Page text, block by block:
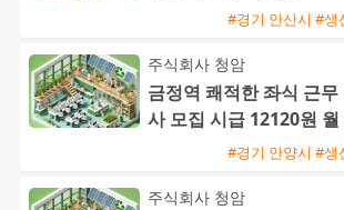
#경기 안산시 #생
주식회사 청암
금정역 쾌적한 좌식 근
사 모집 시급 12120원 월
0만원 가능#경기 안양시 #생
주식회사 청암